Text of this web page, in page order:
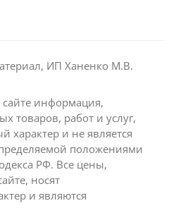
ИП Ханенко М.В.
сайте информация,
товаров, работ и услуг,
и не является
положениями
РФ. Все цены,
носят
и являются